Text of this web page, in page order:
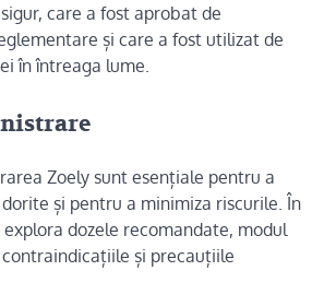
care a fost aprobat de
și care a fost utilizat de
în întreaga lume.
Zoely sunt esențiale pentru a
și pentru a minimiza riscurile. În
dozele recomandate, modul
și precauțiile